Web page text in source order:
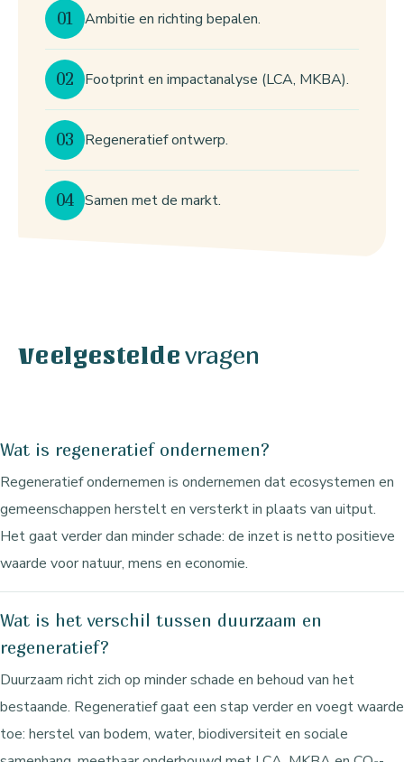
01 Ambitie en richting bepalen.
02 Footprint en impactanalyse (LCA, MKBA).
03 Regeneratief ontwerp.
04 Samen met de markt.
Veelgestelde vragen
Wat is regeneratief ondernemen?
Regeneratief ondernemen is ondernemen dat ecosystemen en
gemeenschappen herstelt en versterkt in plaats van uitput.
Het gaat verder dan minder schade: de inzet is netto positieve
waarde voor natuur, mens en economie.
Wat is het verschil tussen duurzaam en
regeneratief?
Duurzaam richt zich op minder schade en behoud van het
bestaande. Regeneratief gaat een stap verder en voegt waarde
toe: herstel van bodem, water, biodiversiteit en sociale